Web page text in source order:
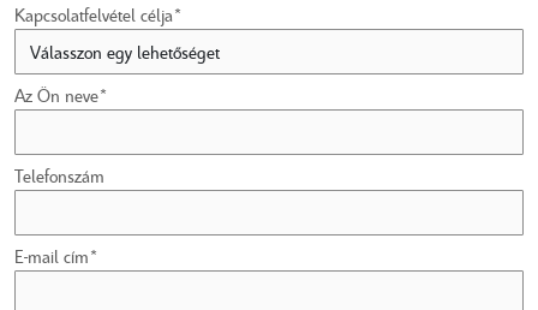
Kapcsolatfelvétel célja*
Az Ön neve*
Telefonszám
E-mail cím*